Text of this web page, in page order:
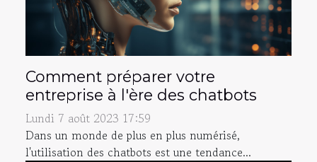
Comment préparer votre
entreprise à l'ère des chatbots
Lundi 7 août 2023 17:59
Dans un monde de plus en plus numérisé,
l'utilisation des chatbots est une tendance...